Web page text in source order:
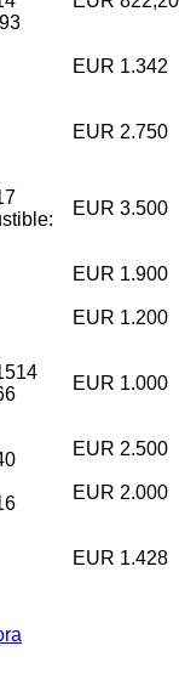
EUR 1.342
EUR 2.750
EUR 3.500
EUR 1.900
EUR 1.200
EUR 1.000
EUR 2.500
EUR 2.000
EUR 1.428